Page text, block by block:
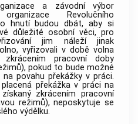
a závodní výbor
Revolučního
hnutí budou dbát, aby si
důležité osobní věci, pro
jim náleží jinak
vyřizovali v době volna
zkrácením pracovní doby
pokud to bude možné
povahu překážky v práci.
placená překážka v práci na
zkrácením pracovní
režimů), neposkytuje se
výdělku.